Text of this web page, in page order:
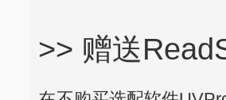
>> 赠送